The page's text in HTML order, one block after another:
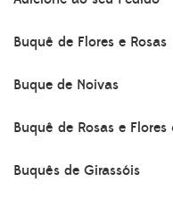
Buquê de Flores e Rosas
Buque de Noivas
Buquê de Rosas e
Buquês de Girassóis